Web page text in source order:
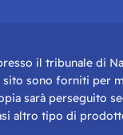
il tribunale di
sito sono forniti per
sarà perseguito
altro tipo di